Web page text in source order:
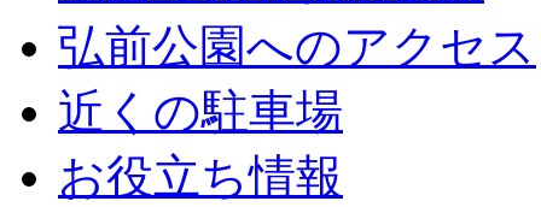
弘前公園へのアクセス
近くの駐車場
お役立ち情報